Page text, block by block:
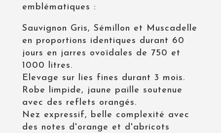
emblématiques :
Sauvignon Gris, Sémillon et Muscadelle
en proportions identiques durant 60
jours en jarres ovoïdales de 750 et
1000 litres.
Elevage sur lies fines durant 3 mois.
Robe limpide, jaune paille soutenue
avec des reflets orangés.
Nez expressif, belle complexité avec
des notes d'orange et d'abricots